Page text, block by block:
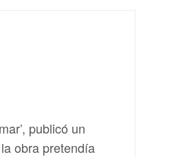
publicó un
obra pretendía